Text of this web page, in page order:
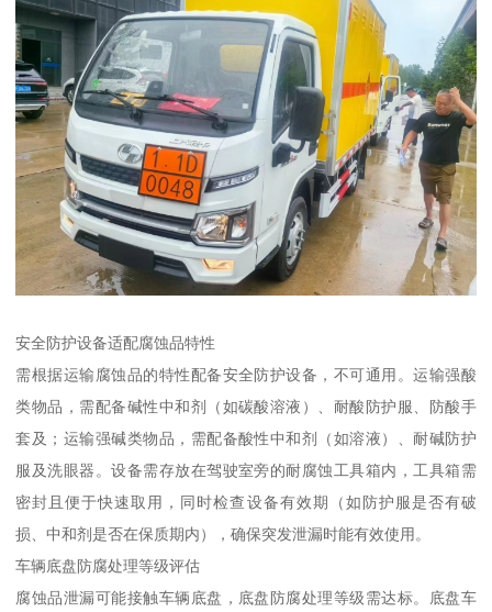
安全防护设备适配腐蚀品特性​
需根据运输腐蚀品的特性配备安全防护设备，不可通用。运输强酸
类物品，需配备碱性中和剂（如碳酸溶液）、耐酸防护服、防酸手
套及；运输强碱类物品，需配备酸性中和剂（如溶液）、耐碱防护
服及洗眼器。设备需存放在驾驶室旁的耐腐蚀工具箱内，工具箱需
密封且便于快速取用，同时检查设备有效期（如防护服是否有破
损、中和剂是否在保质期内），确保突发泄漏时能有效使用。​
车辆底盘防腐处理等级评估​
腐蚀品泄漏可能接触车辆底盘，底盘防腐处理等级需达标。底盘车